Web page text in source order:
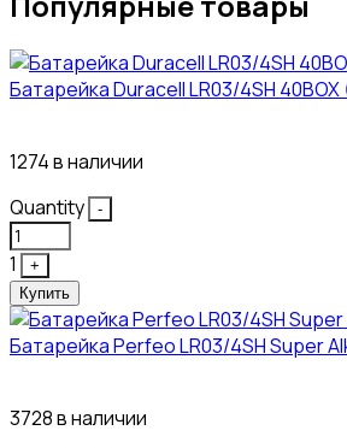
Батарейка Duracell LR03/4SH 40BOX
1274 в наличии
Quantity
-
1
+
Купить
Батарейка Perfeo LR03/4SH Super
3728 в наличии